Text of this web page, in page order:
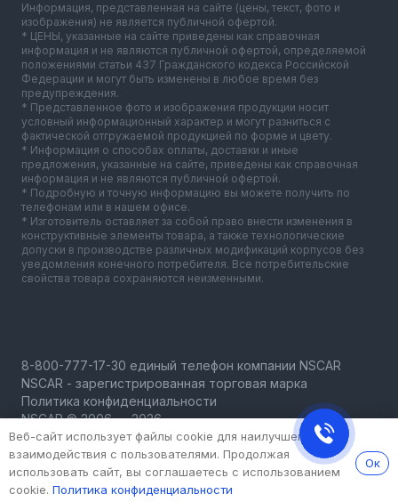
Информация, представленная на сайте (цены, текст, фото и
изображения) не является публичной офертой.
* ЦЕНЫ, указанные на сайте приведены как справочная
информация и не являются публичной офертой, определяемой
положениями статьи 437 Гражданского кодекса Российской
Федерации и могут быть изменены в любое время без
предупреждения.
* Представленное фото и изображения продукции носит
условный информационный характер и могут разниться с
фактической отгружаемой продукцией по форме и цвету.
* Информация о способах оплаты, доставки и иные
предложения, указанные на сайте, приведены как справочная
информация и не являются публичной офертой.
* Подробную и точную информацию вы можете получить по
телефонам или в нашем офисе.
* Изготовитель оставляет за собой право внести изменения в
конструктивные элементы товара, а также технологические
допуски в производстве различных модификаций корпусов без
уведомления конечного потребителя. Все потребительские
свойства товара сохраняются неизменными.
NSCAR - зарегистрированная торговая марка
Политика конфиденциальности
NSCAR © 2006 — 2026
Веб-сайт использует файлы cookie для наилучшего
взаимодействия с пользователями. Продолжая
использовать сайт, вы соглашаетесь с использованием
cookie. Политика конфиденциальности
Ок